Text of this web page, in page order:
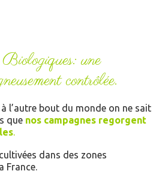
une
contrôlée.
l’autre bout du monde on ne sait
que nos campagnes regorgent
.
dans des zones
France.